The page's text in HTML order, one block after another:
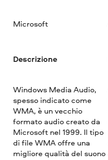
Microsoft
Descrizione
Windows Media Audio,
spesso indicato come
WMA, è un vecchio
formato audio creato da
Microsoft nel 1999. Il tipo
di file WMA offre una
migliore qualità del suono